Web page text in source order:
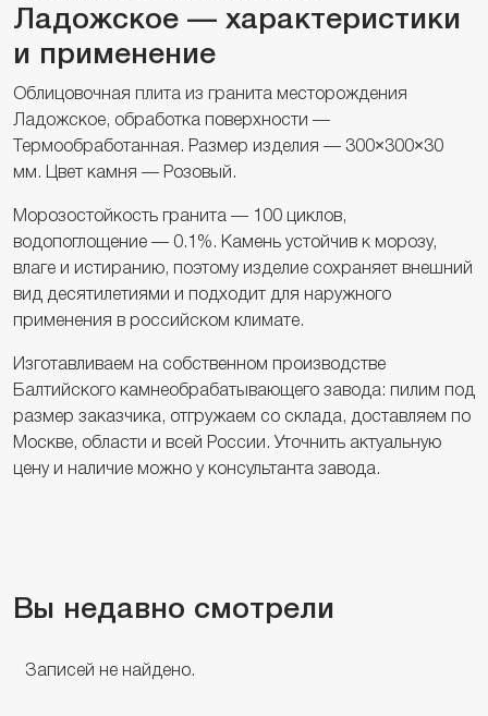
Ладожское — характеристики
и применение
Облицовочная плита из гранита месторождения
Ладожское, обработка поверхности —
Термообработанная. Размер изделия — 300×300×30
мм. Цвет камня — Розовый.
Морозостойкость гранита — 100 циклов,
водопоглощение — 0.1%. Камень устойчив к морозу,
влаге и истиранию, поэтому изделие сохраняет внешний
вид десятилетиями и подходит для наружного
применения в российском климате.
Изготавливаем на собственном производстве
Балтийского камнеобрабатывающего завода: пилим под
размер заказчика, отгружаем со склада, доставляем по
Москве, области и всей России. Уточнить актуальную
цену и наличие можно у консультанта завода.
Вы недавно смотрели
Записей не найдено.